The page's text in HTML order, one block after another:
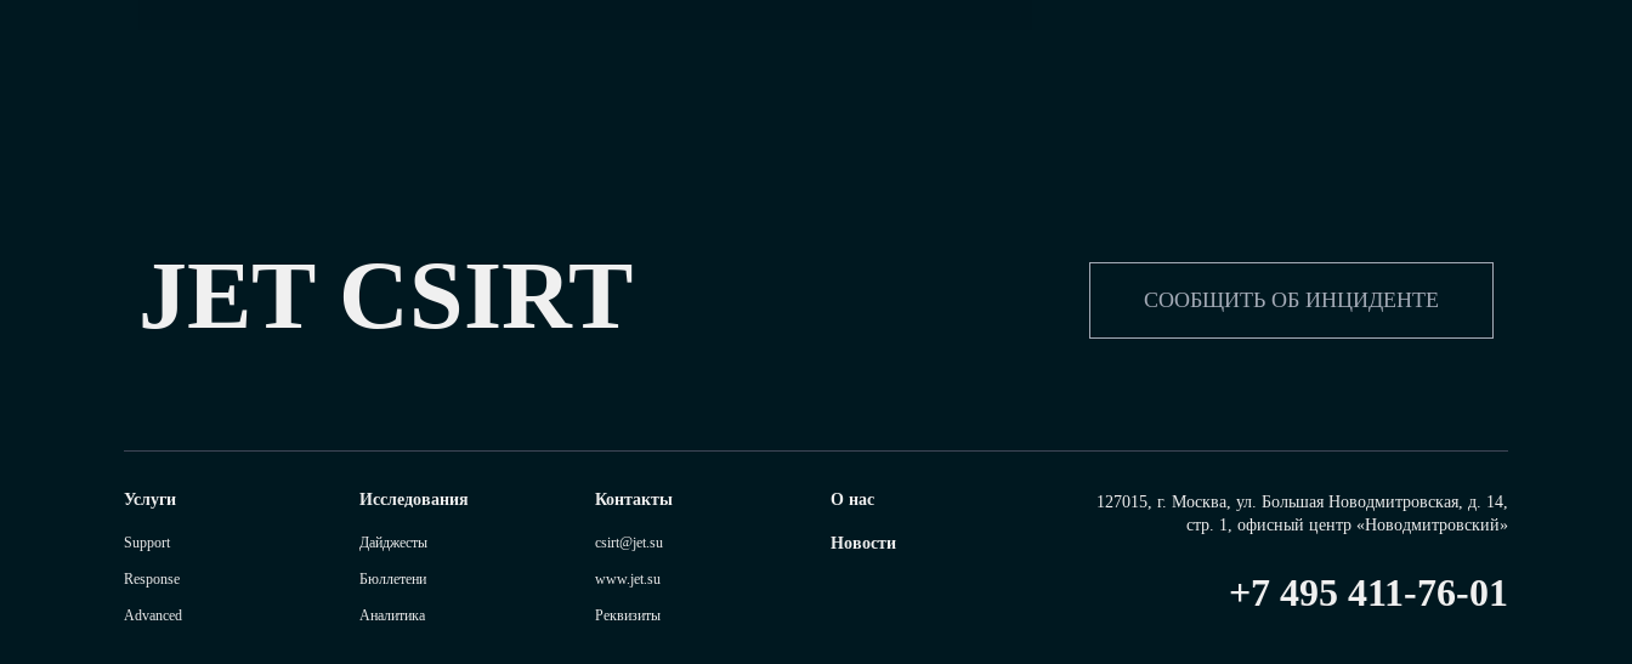
JET CSIRT СООБЩИТЬ ОБ ИНЦИДЕНТЕ
Услуги
Support
Response
Advanced
Исследования
Дайджесты
Бюллетени
Аналитика
Контакты
csirt@jet.su
www.jet.su
Реквизиты
О нас
Новости
127015, г. Москва, ул. Большая Новодмитровская, д. 14,
стр. 1, офисный центр «Новодмитровский»
+7 495 411-76-01